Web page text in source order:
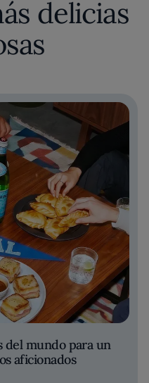
delicias
del mundo para un
aficionados